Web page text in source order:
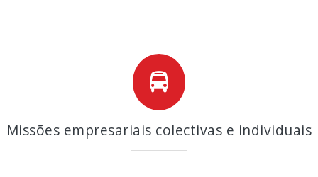
Missões empresariais colectivas e individuais